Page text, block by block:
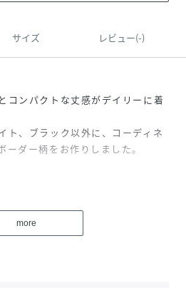
サイズ レビュー(-)
コンパクトな丈感がデイリーに着
ト、ブラック以外に、コーディネ
ーダー柄をお作りしました。
ることで、透けにくく適度なハリ
more